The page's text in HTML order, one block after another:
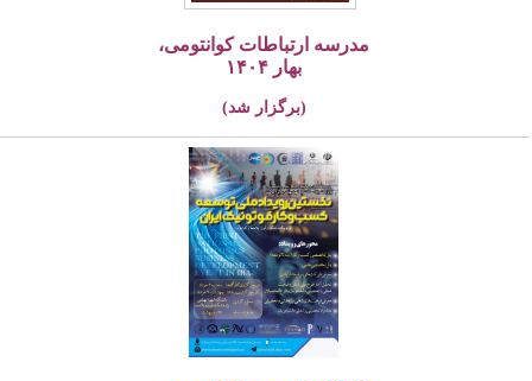
مدرسه ارتباطات کوانتومی،
بهار ۱۴۰۴
(برگزار شد)